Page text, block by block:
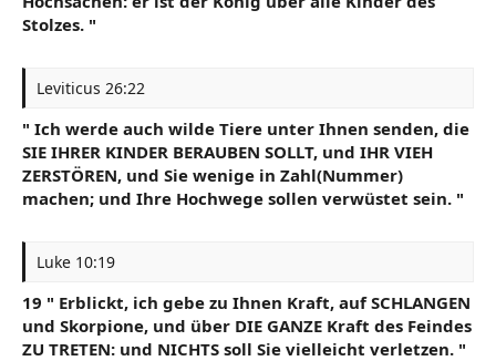
Stolzes. "
Leviticus 26:22
" Ich werde auch wilde Tiere unter Ihnen senden, die
SIE IHRER KINDER BERAUBEN SOLLT, und IHR VIEH
ZERSTÖREN, und Sie wenige in Zahl(Nummer)
machen; und Ihre Hochwege sollen verwüstet sein. "
Luke 10:19
19 " Erblickt, ich gebe zu Ihnen Kraft, auf SCHLANGEN
und Skorpione, und über DIE GANZE Kraft des Feindes
ZU TRETEN: und NICHTS soll Sie vielleicht verletzen. "